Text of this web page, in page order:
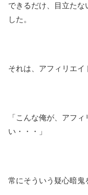
できるだけ、目立たな
した。
それは、アフィリエイ
「こんな俺が、アフ
い・・・」
常にそういう疑心暗鬼